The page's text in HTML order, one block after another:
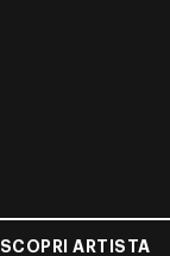
SCOPRI ARTISTA